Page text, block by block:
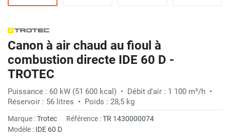
Canon à air chaud au fioul à
combustion directe IDE 60 D -
TROTEC
Puissance : 60 kW (51 600 kcal) • Débit d'air : 1 100 m³/h •
Réservoir : 56 litres • Poids : 28,5 kg
Marque :Trotec Référence :TR 1430000074
Modèle : IDE 60 D